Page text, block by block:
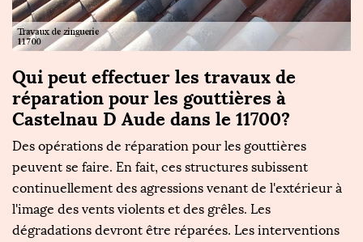
Qui peut effectuer les travaux de
réparation pour les gouttières à
Castelnau D Aude dans le 11700?
Des opérations de réparation pour les gouttières
peuvent se faire. En fait, ces structures subissent
continuellement des agressions venant de l'extérieur à
l'image des vents violents et des grêles. Les
dégradations devront être réparées. Les interventions